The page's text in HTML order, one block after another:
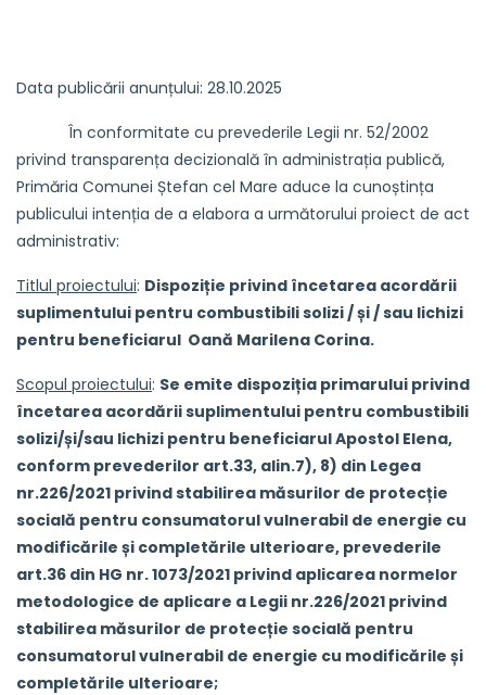
Data publicării anunțului: 28.10.2025
În conformitate cu prevederile Legii nr. 52/2002
privind transparența decizională în administrația publică,
Primăria Comunei Ștefan cel Mare aduce la cunoștința
publicului intenția de a elabora a următorului proiect de act
administrativ:
Titlul proiectului: Dispoziție privind încetarea acordării
suplimentului pentru combustibili solizi / și / sau lichizi
pentru beneficiarul Oană Marilena Corina.
Scopul proiectului: Se emite dispoziția primarului privind
încetarea acordării suplimentului pentru combustibili
solizi/și/sau lichizi pentru beneficiarul Apostol Elena,
conform prevederilor art.33, alin.7), 8) din Legea
nr.226/2021 privind stabilirea măsurilor de protecție
socială pentru consumatorul vulnerabil de energie cu
modificările și completările ulterioare, prevederile
art.36 din HG nr. 1073/2021 privind aplicarea normelor
metodologice de aplicare a Legii nr.226/2021 privind
stabilirea măsurilor de protecție socială pentru
consumatorul vulnerabil de energie cu modificările și
completările ulterioare;